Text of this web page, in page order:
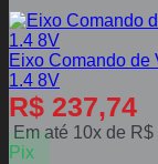
Eixo Comando
1.4 8V
R$ 237,74
Em até 10x de R$
Pix